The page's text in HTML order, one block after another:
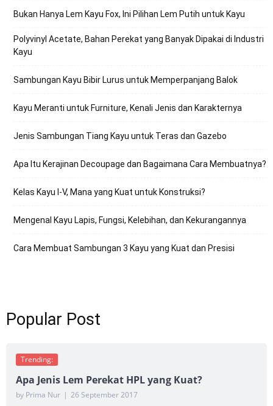
Bukan Hanya Lem Kayu Fox, Ini Pilihan Lem Putih untuk Kayu
Polyvinyl Acetate, Bahan Perekat yang Banyak Dipakai di Industri
Kayu
Sambungan Kayu Bibir Lurus untuk Memperpanjang Balok
Kayu Meranti untuk Furniture, Kenali Jenis dan Karakternya
Jenis Sambungan Tiang Kayu untuk Teras dan Gazebo
Apa Itu Kerajinan Decoupage dan Bagaimana Cara Membuatnya?
Kelas Kayu I-V, Mana yang Kuat untuk Konstruksi?
Mengenal Kayu Lapis, Fungsi, Kelebihan, dan Kekurangannya
Cara Membuat Sambungan 3 Kayu yang Kuat dan Presisi
Popular Post
Trending:
Apa Jenis Lem Perekat HPL yang Kuat?
by Prima Nur | 26 September 2017